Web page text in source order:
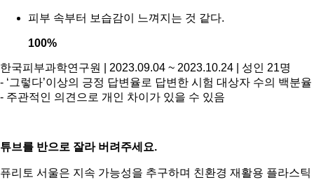
피부 속부터 보습감이 느껴지는 것 같다.
100%
한국피부과학연구원 | 2023.09.04 ~ 2023.10.24 | 성인 21명
- ‘그렇다’이상의 긍정 답변율로 답변한 시험 대상자 수의 백분율
- 주관적인 의견으로 개인 차이가 있을 수 있음
튜브를 반으로 잘라 버려주세요.
퓨리토 서울은 지속 가능성을 추구하며 친환경 재활용 플라스틱